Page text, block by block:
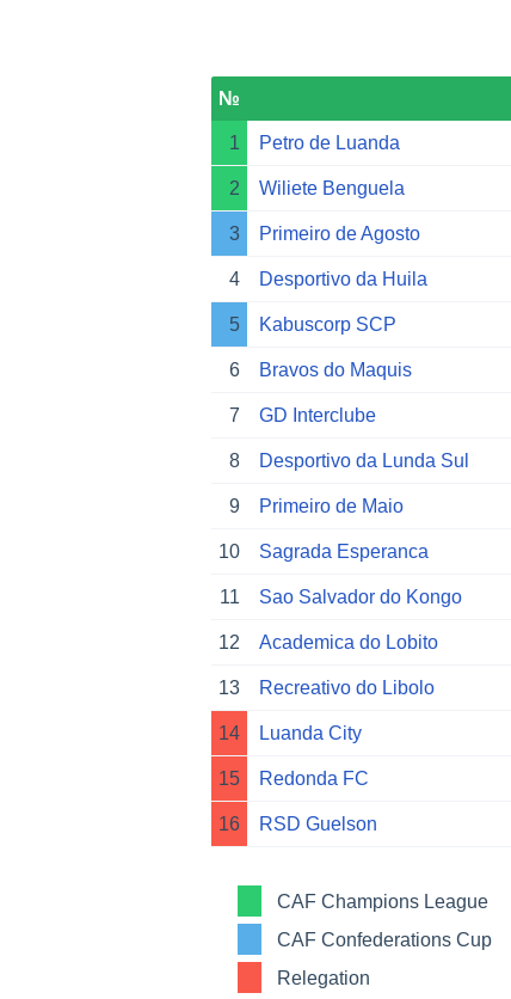
№
1 Petro de Luanda
2 Wiliete Benguela
3 Primeiro de Agosto
4 Desportivo da Huila
5 Kabuscorp SCP
6 Bravos do Maquis
7 GD Interclube
8 Desportivo da Lunda Sul
9 Primeiro de Maio
10 Sagrada Esperanca
11 Sao Salvador do Kongo
12 Academica do Lobito
13 Recreativo do Libolo
14 Luanda City
15 Redonda FC
16 RSD Guelson
CAF Champions League
CAF Confederations Cup
Relegation